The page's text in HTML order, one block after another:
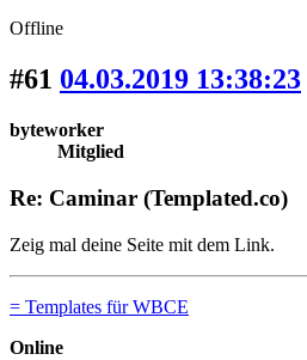
Offline
#61 04.03.2019 13:38:23
byteworker
Mitglied
Re: Caminar (Templated.co)
Zeig mal deine Seite mit dem Link.
= Templates für WBCE
Online